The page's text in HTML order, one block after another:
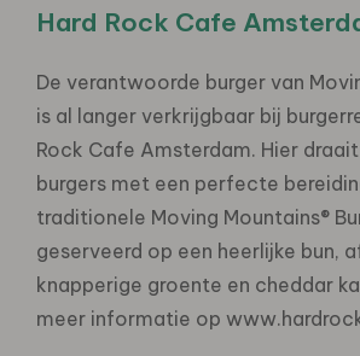
Hard Rock Cafe
De verantwoorde burger van
is al langer verkrijgbaar bij
Rock Cafe Amsterdam. Hier
burgers met een perfecte
traditionele Moving Mountains®
geserveerd op een heerlijke bun,
knapperige groente en cheddar
meer informatie op